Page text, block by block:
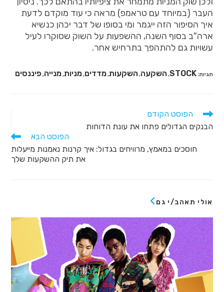
העבר (במיוחד עם טראמפ) מראה כי עוד מוקדם לדעת
איך הסיפור הזה ייגמר ומי בסופו של דבר יכהן כנשיא
ארה"ב בסוף השנה, ההשפעות על השוק שסוקרו לעיל
עשויות גם להתהפך בתרחיש אחר.
תגיות:
STOCK
,השקעה,השקעות,מדדים,מניות,מנייה, פיננסים
הפוסט הקודם
הבנקים הגדולים פתחו את עונת הדוחות
הפוסט הבא
חוסכים במאמץ, מרוויחים בגדול: איך קרנות נאמנות מייעלות
את תיק ההשקעות שלך
אולי תאהב/י גם